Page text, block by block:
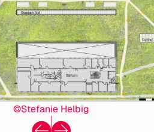
©Stefanie Helbig